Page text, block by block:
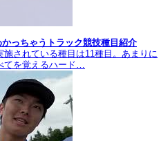
っちゃうトラック競技種目紹介
されている種目は11種目。あまりに
てを覚えるハード…